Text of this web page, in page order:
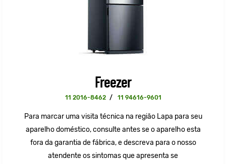
Freezer
11 2016-8462 / 11 94616-9601
Para marcar uma visita técnica na região Lapa para seu
aparelho doméstico, consulte antes se o aparelho esta
fora da garantia de fábrica, e descreva para o nosso
atendente os sintomas que apresenta se